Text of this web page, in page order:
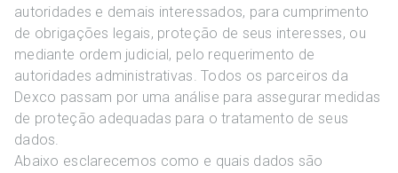
autoridades e demais interessados, para cumprimento
de obrigações legais, proteção de seus interesses, ou
mediante ordem judicial, pelo requerimento de
autoridades administrativas. Todos os parceiros da
Dexco passam por uma análise para assegurar medidas
de proteção adequadas para o tratamento de seus
dados.
Abaixo esclarecemos como e quais dados são